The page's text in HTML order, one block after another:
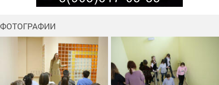
ФОТОГРАФИИ